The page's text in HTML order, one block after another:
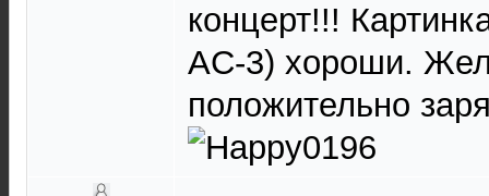
концерт!!!
AC-3) хороши.
положительно